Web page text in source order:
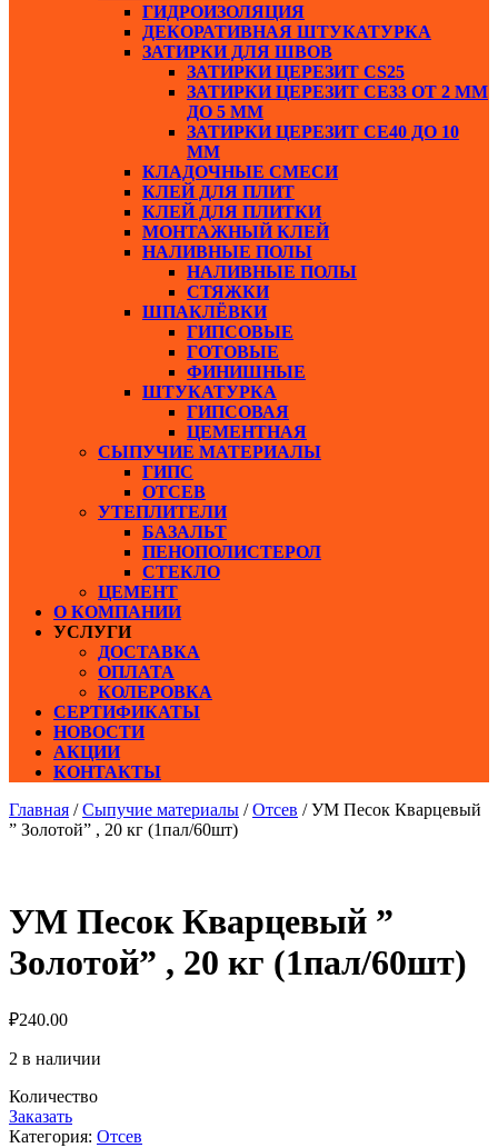
ГИДРОИЗОЛЯЦИЯ
ДЕКОРАТИВНАЯ ШТУКАТУРКА
ЗАТИРКИ ДЛЯ ШВОВ
ЗАТИРКИ ЦЕРЕЗИТ СS25
ЗАТИРКИ ЦЕРЕЗИТ СЕ33 ОТ 2 ММ
ДО 5 ММ
ЗАТИРКИ ЦЕРЕЗИТ СЕ40 ДО 10
ММ
КЛАДОЧНЫЕ СМЕСИ
КЛЕЙ ДЛЯ ПЛИТ
КЛЕЙ ДЛЯ ПЛИТКИ
МОНТАЖНЫЙ КЛЕЙ
НАЛИВНЫЕ ПОЛЫ
НАЛИВНЫЕ ПОЛЫ
СТЯЖКИ
ШПАКЛЁВКИ
ГИПСОВЫЕ
ГОТОВЫЕ
ФИНИШНЫЕ
ШТУКАТУРКА
ГИПСОВАЯ
ЦЕМЕНТНАЯ
СЫПУЧИЕ МАТЕРИАЛЫ
ГИПС
ОТСЕВ
УТЕПЛИТЕЛИ
БАЗАЛЬТ
ПЕНОПОЛИСТЕРОЛ
СТЕКЛО
ЦЕМЕНТ
О КОМПАНИИ
УСЛУГИ
ДОСТАВКА
ОПЛАТА
КОЛЕРОВКА
СЕРТИФИКАТЫ
НОВОСТИ
АКЦИИ
КОНТАКТЫ
Главная /Сыпучие материалы /Отсев / УМ Песок Кварцевый
” Золотой” , 20 кг (1пал/60шт)
УМ Песок Кварцевый ”
Золотой” , 20 кг (1пал/60шт)
₽240.00
2 в наличии
Количество
Заказать
Категория: Отсев